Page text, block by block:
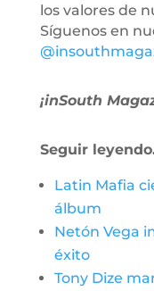
los valores de
Síguenos en
¡inSouth
Seguir
Latin Mafia
álbum
Netón Vega
éxito
Tony Dize